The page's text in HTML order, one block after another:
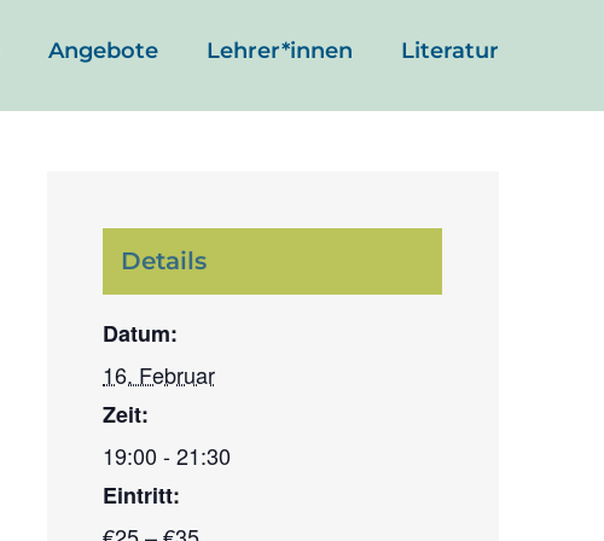
Angebote Lehrer*innen Literatur
Details
Datum:
16. Februar
Zeit:
19:00 - 21:30
Eintritt: